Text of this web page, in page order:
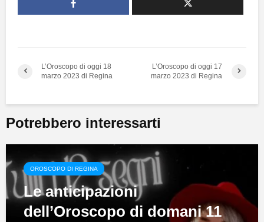
L’Oroscopo di oggi 18
marzo 2023 di Regina
L’Oroscopo di oggi 17
marzo 2023 di Regina
Potrebbero interessarti
OROSCOPO DI REGINA
Le anticipazioni
dell’Oroscopo di domani 11